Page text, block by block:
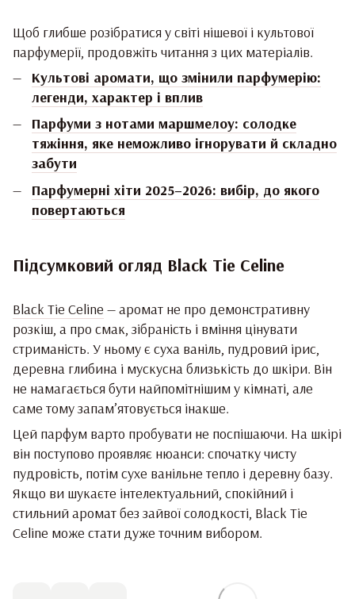
Щоб глибше розібратися у світі нішевої і культової
парфумерії, продовжіть читання з цих матеріалів.
Культові аромати, що змінили парфумерію:
легенди, характер і вплив
Парфуми з нотами маршмелоу: солодке
тяжіння, яке неможливо ігнорувати й складно
забути
Парфумерні хіти 2025–2026: вибір, до якого
повертаються
Підсумковий огляд Black Tie Celine
Black Tie Celine — аромат не про демонстративну
розкіш, а про смак, зібраність і вміння цінувати
стриманість. У ньому є суха ваніль, пудровий ірис,
деревна глибина і мускусна близькість до шкіри. Він
не намагається бути найпомітнішим у кімнаті, але
саме тому запам’ятовується інакше.
Цей парфум варто пробувати не поспішаючи. На шкірі
він поступово проявляє нюанси: спочатку чисту
пудровість, потім сухе ванільне тепло і деревну базу.
Якщо ви шукаєте інтелектуальний, спокійний і
стильний аромат без зайвої солодкості, Black Tie
Celine може стати дуже точним вибором.